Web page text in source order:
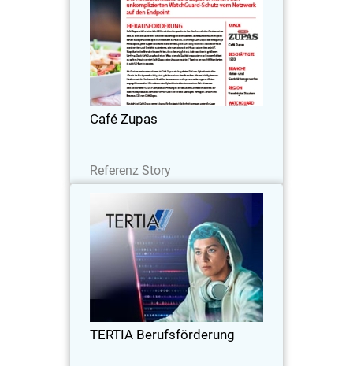
Café Zupas
Referenz Story
Eine wachsende Restaurantkette sorgt
für verlässliches PCI DSS-Reporting und
vereinheitlicht die Berichterstattung
vom Netzwerk zum Endpoint mit
WatchGuard.
TERTIA Berufsförderung
TERTIA Berufsförderung
Der Faktor Vertrauen nimmt bei der
Umsetzung von Security einen hohen
Stellenwert ein, gerade wenn es um die
Rechtevergabe zum Zugriff auf die IT
geht.